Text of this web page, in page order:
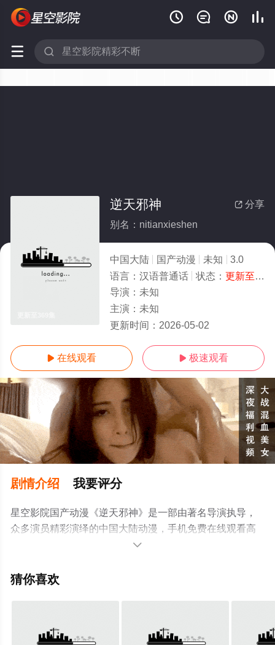
   
 
 分享
逆天邪神
别名：nitianxieshen
中国大陆 国产动漫 未知
3.0
语言： 汉语普通话 状态： 更新至369集
导演： 未知
主演： 未知
更新时间： 2026-05-02
 在线观看  极速观看
剧情介绍 我要评分
星空影院国产动漫《逆天邪神》是一部由著名导演执导，
众多演员精彩演绎的中国大陆动漫，手机免费在线观看高
清无删减完整版动漫全集就上星空电影网，更多相关信息

猜你喜欢